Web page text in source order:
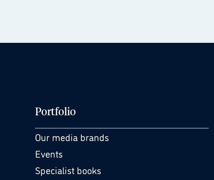
Portfolio
Our media brands
Events
Specialist books